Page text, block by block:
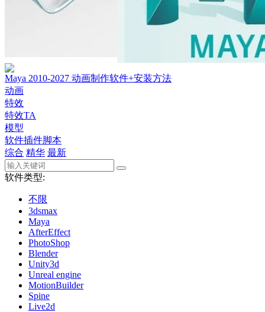
Maya 2010-2027 动画制作软件+安装方法
动画
特效
特效TA
模型
软件插件脚本
综合 精华 最新
软件类型:
不限
3dsmax
Maya
AfterEffect
PhotoShop
Blender
Unity3d
Unreal engine
MotionBuilder
Spine
Live2d